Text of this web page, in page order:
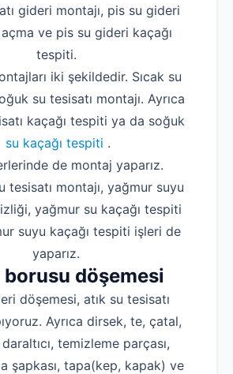
gideri montajı, pis su gideri
açma ve pis su gideri kaçağı
tespiti.
iki şekildedir. Sıcak su
su tesisatı montajı. Ayrıca
kaçağı tespiti ya da soğuk
su kaçağı tespiti .
de montaj yaparız.
tesisatı montajı, yağmur suyu
yağmur su kaçağı tespiti
suyu kaçağı tespiti işleri de
yaparız.
borusu döşemesi
döşemesi, atık su tesisatı
Ayrıca dirsek, te, çatal,
temizleme parçası,
şapkası, tapa(kep, kapak) ve